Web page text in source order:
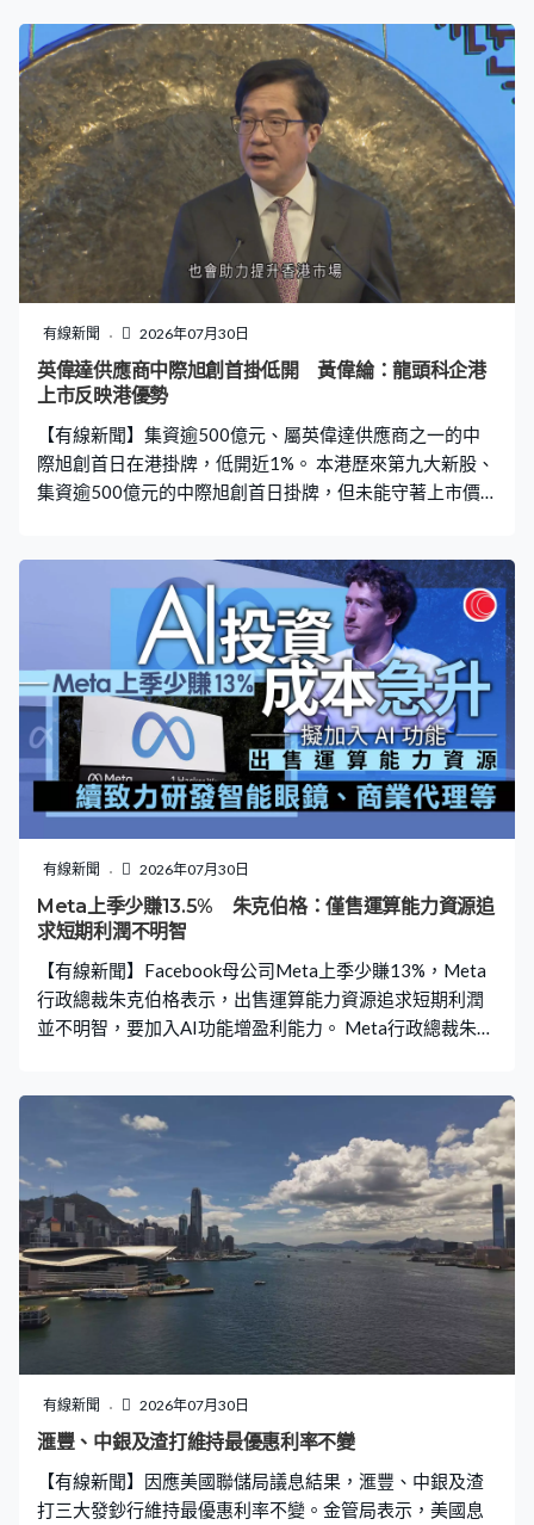
資金淨買入3,010億元，亦創下連續34個月南向交易淨買
入的紀錄。
有線新聞 2026年07月30日
英偉達供應商中際旭創首掛低開 黃偉綸：龍頭科企港
上市反映港優勢
【有線新聞】集資逾500億元、屬英偉達供應商之一的中
際旭創首日在港掛牌，低開近1%。 本港歷來第九大新股、
集資逾500億元的中際旭創首日掛牌，但未能守著上市價
升香港市場對全球資本的吸引力。」 中際旭創是全球光學
模組龍頭之一，亦是英偉達供應商，管理層表示來港上
市，有助公司融入全球資本市場。中際旭創董事長兼總裁
劉聖：「數字經濟及人工智能快速發展，正在重塑全球產
業格局，也讓連接成為數字時代最重要的基礎能力之一。
多年來中際旭創始終專注於光互連的領域，致力於以持續
創新和推動技術的進步，為全球客戶提供領先的光互連解
決方案。」 中際旭創公開發售5,450萬股，在港發售部分
接獲逾6萬份申請，超購約15倍，一手中籤率70%，集資
534億元。
有線新聞 2026年07月30日
Meta上季少賺13.5% 朱克伯格：僅售運算能力資源追
求短期利潤不明智
【有線新聞】Facebook母公司Meta上季少賺13%，Meta
行政總裁朱克伯格表示，出售運算能力資源追求短期利潤
並不明智，要加入AI功能增盈利能力。 Meta行政總裁朱克
Meta行政總裁朱克伯格：「你不能只專注於長期項目，忽
略了短期市場價值。我認為只出售所有運算能力資源，只
是追求短期利潤也是不明智的，應抓住機會在此基礎上建
構智能系統，帶來的利潤將倍增，進一步提升運算能力資
源的價值。」 至於是否全面開展出售雲運算能力資源業
務，朱克伯格無正面回應，重申目前運算能力無法滿足所
有市場需求。 興建新數據中心投入大量資本，Meta上調本
財年資本開支預期，由之前1,250億至1,450億美元，調整
到1,300億至1,450億美元。集團指資本用於提高產能，同
時為2028年及以後的發展保持靈活性，未來繼續致力於AI
模型、商業代理以及智能眼鏡等消費性電子設備的研發工
作。 Meta上季盈利低於預期，跌逾13%至158.4億美元，
每股盈利跌至6.18美元，收入升近28%至608億美元，高
於預期。Meta預期
有線新聞 2026年07月30日
滙豐、中銀及渣打維持最優惠利率不變
【有線新聞】因應美國聯儲局議息結果，滙豐、中銀及渣
打三大發鈔行維持最優惠利率不變。金管局表示，美國息